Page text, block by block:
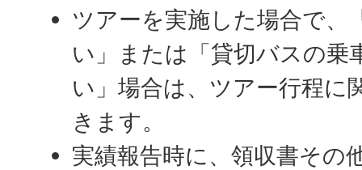
ツアーを実施した場合で、
い」または「貸切バスの乗
い」場合は、ツアー行程に
きます。
実績報告時に、領収書その